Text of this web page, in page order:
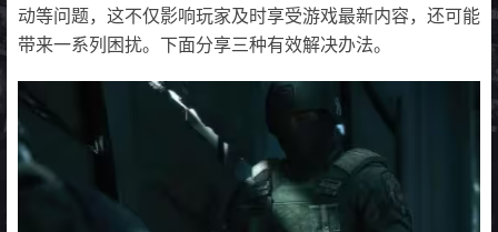
动等问题，这不仅影响玩家及时享受游戏最新内容，还可能
带来一系列困扰。下面分享三种有效解决办法。